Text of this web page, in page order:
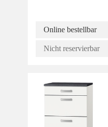
Online bestellbar
Nicht reservierbar